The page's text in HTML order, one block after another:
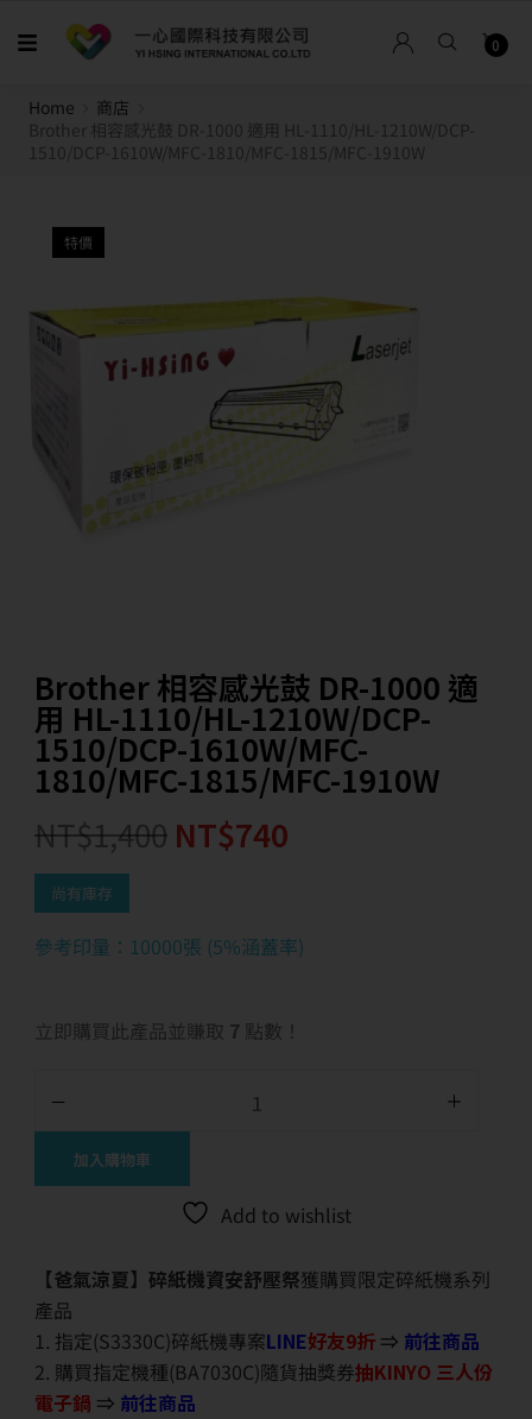
0
Home
商店
Brother 相容感光鼓 DR-1000 適用 HL-1110/HL-1210W/DCP-
1510/DCP-1610W/MFC-1810/MFC-1815/MFC-1910W
特價
Brother 相容感光鼓 DR-1000 適
用 HL-1110/HL-1210W/DCP-
1510/DCP-1610W/MFC-
1810/MFC-1815/MFC-1910W
NT$1,400 NT$740
尚有庫存
參考印量：10000張 (5%涵蓋率)
立即購買此產品並賺取 7 點數！
加入購物車
Add to wishlist
【爸氣涼夏】碎紙機資安舒壓祭獲購買限定碎紙機系列
產品
1. 指定(S3330C)碎紙機專案LINE好友9折 ⇒ 前往商品
2. 購買指定機種(BA7030C)隨貨抽獎券抽KINYO 三人份
電子鍋 ⇒ 前往商品